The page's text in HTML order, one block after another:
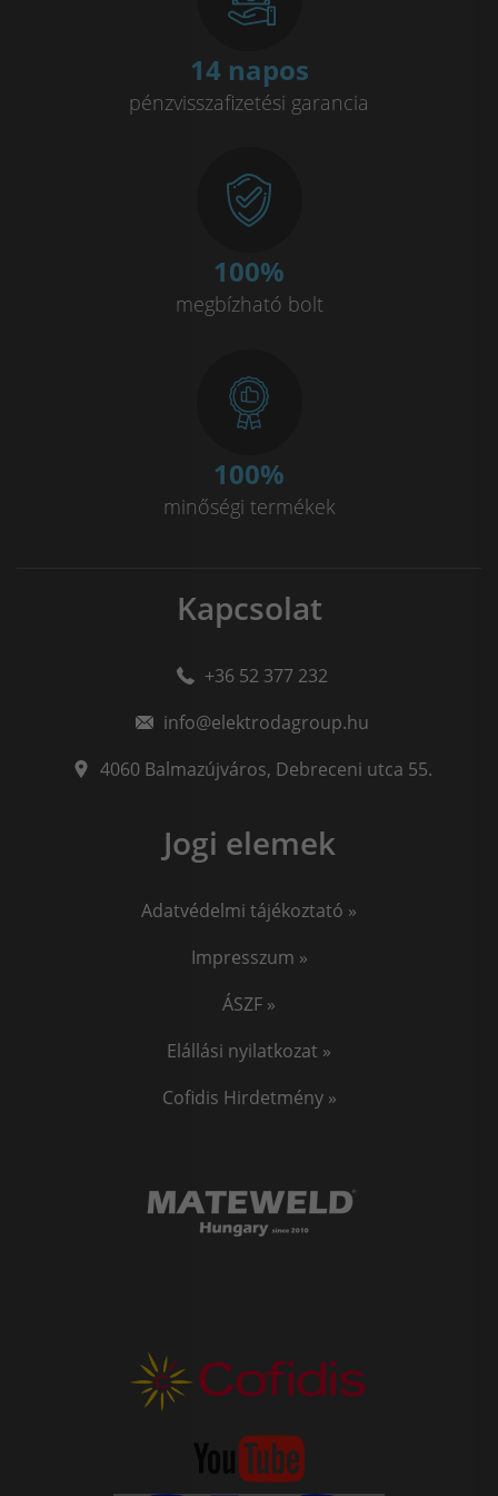
14 napos
pénzvisszafizetési garancia
100%
megbízható bolt
100%
minőségi termékek
Kapcsolat
+36 52 377 232
info@elektrodagroup.hu
4060 Balmazújváros, Debreceni utca 55.
Jogi elemek
Adatvédelmi tájékoztató »
Impresszum »
ÁSZF »
Elállási nyilatkozat »
Cofidis Hirdetmény »